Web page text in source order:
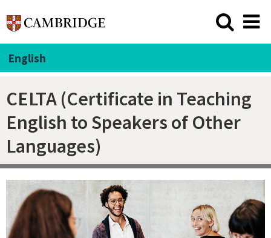
English
CELTA (Certificate in Teaching
English to Speakers of Other
Languages)